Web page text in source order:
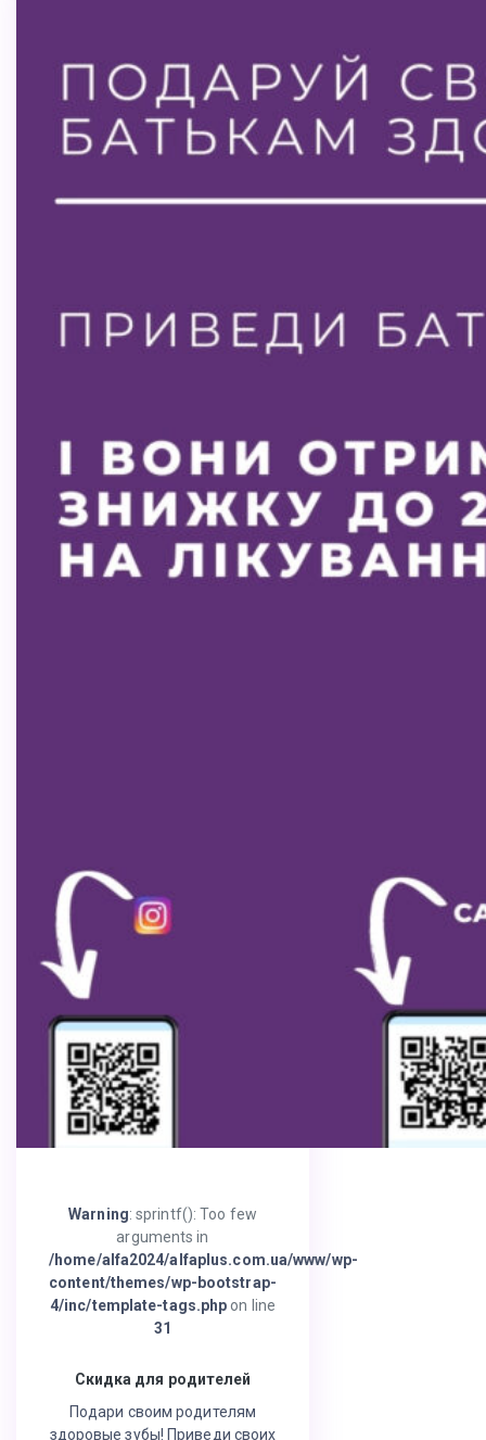
Warning: sprintf(): Too few
arguments in
/home/alfa2024/alfaplus.com.ua/www/wp-
content/themes/wp-bootstrap-
4/inc/template-tags.php on line
31
Скидка для родителей
Подари своим родителям
здоровые зубы! Приведи своих